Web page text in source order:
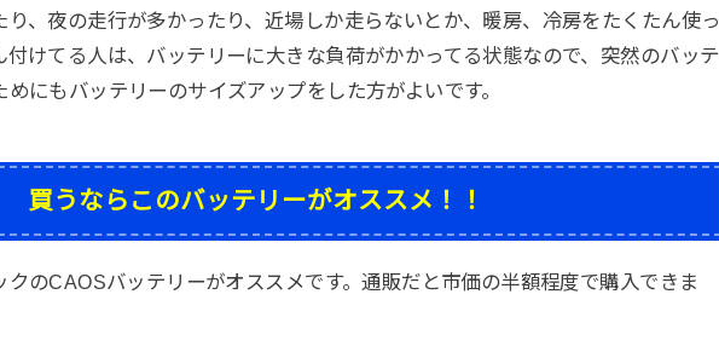
、夜の走行が多かったり、近場しか走らないとか、暖房、冷房をたくたん使っ
付けてる人は、バッテリーに大きな負荷がかかってる状態なので、突然のバッテ
にもバッテリーのサイズアップをした方がよいです。
買うならこのバッテリーがオススメ！！
のCAOSバッテリーがオススメです。通販だと市価の半額程度で購入できま